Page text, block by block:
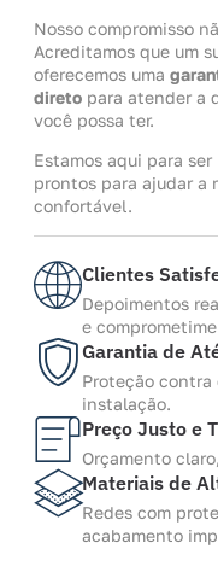
Nosso compromisso
Acreditamos que um
oferecemos uma
direto para atender a
você possa ter.
Estamos aqui para
prontos para ajudar a
confortável.
Clientes
Depoimentos
e
Garantia de
Proteção
instalação.
Preço Justo e
Orçamento
Materiais de
Redes com
acabamento